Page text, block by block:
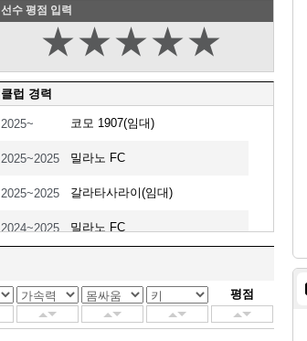
선수 평점 입력
★★★★★
클럽 경력
2025~ 코모 1907(임대)
2025~2025 밀라노 FC
2025~2025 갈라타사라이(임대)
2024~2025 밀라노 FC
2020~2022 유벤투스(임대)
2020~2020 아틀레티코 마드리드
평점